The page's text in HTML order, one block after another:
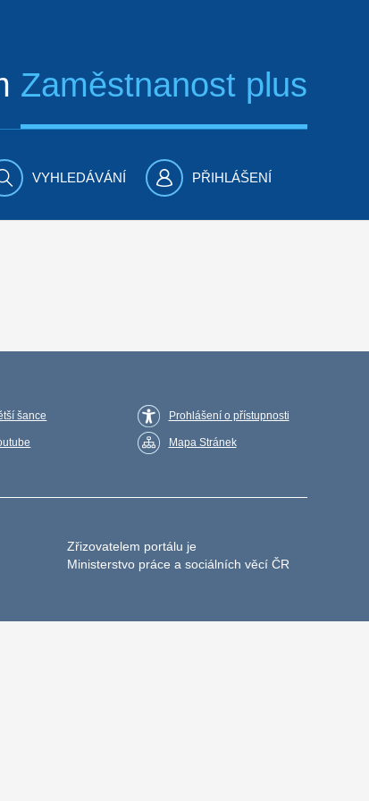
Zaměstnanost plus
VYHLEDÁVÁNÍ PŘIHLÁŠENÍ
šance Prohlášení o přístupnosti
Mapa Stránek
Zřizovatelem portálu je
Ministerstvo práce a sociálních věcí ČR